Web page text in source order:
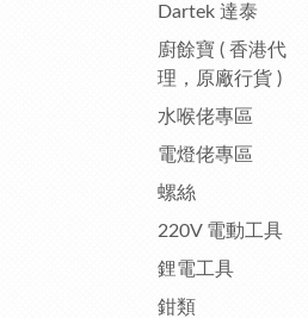
Dartek 達泰
廚餘寶 ( 香港代
理，原廠行貨 )
水喉佬專區
電燈佬專區
螺絲
220V 電動工具
鋰電工具
鉗類